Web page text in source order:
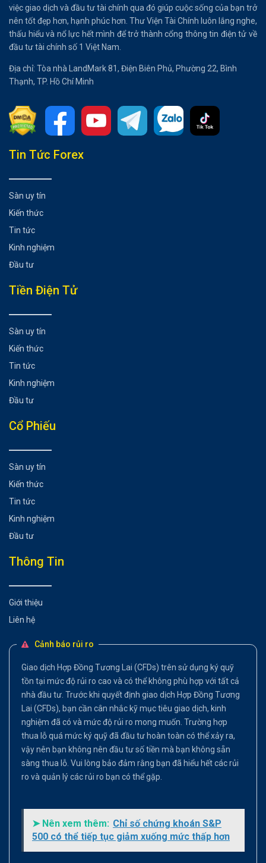
việc giao dịch và đầu tư tài chính qua đó giúp cuộc sống của bạn trở
nên tốt đẹp hơn, hạnh phúc hơn. Thư Viện Tài Chính luôn lắng nghe,
thấu hiểu và nổ lực hết mình để trở thành cổng thông tin điện tử về
đầu tư tài chính số 1 Việt Nam.
Địa chỉ: Tòa nhà LandMark 81, Điện Biên Phủ, Phường 22, Bình
Thạnh, TP. Hồ Chí Minh
Tổng hợp bài viết
Tin Tức Forex
Sàn uy tín
Kiến thức
Tin tức
Kinh nghiệm
Đầu tư
Tiền Điện Tử
Sàn uy tín
Kiến thức
Tin tức
Kinh nghiệm
Đầu tư
Cổ Phiếu
Sàn uy tín
Kiến thức
Tin tức
Kinh nghiệm
Đầu tư
Thông Tin
Giới thiệu
Liên hệ
Cảnh báo rủi ro
Giao dịch Hợp Đồng Tương Lai (CFDs) trên sử dụng ký quỹ
tồn tại mức độ rủi ro cao và có thể không phù hợp với tất cả
nhà đầu tư. Trước khi quyết định giao dịch Hợp Đồng Tương
Lai (CFDs), bạn cần cân nhắc kỹ mục tiêu giao dịch, kinh
nghiệm đã có và mức độ rủi ro mong muốn. Trường hợp
thua lỗ quá mức ký quỹ đã đầu tư hoàn toàn có thể xảy ra,
vậy nên bạn không nên đầu tư số tiền mà bạn không sẵn
sàng thua lỗ. Vui lòng bảo đảm rằng bạn đã hiểu hết các rủi
ro và quản lý các rủi ro bạn có thể gặp.
➤ Nên xem thêm: Chỉ số chứng khoán S&P
500 có thể tiếp tục giảm xuống mức thấp hơn